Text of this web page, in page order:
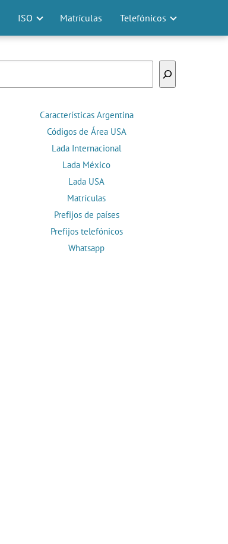
ISO Matrículas Telefónicos
Características Argentina
Códigos de Área USA
Lada Internacional
Lada México
Lada USA
Matrículas
Prefijos de países
Prefijos telefónicos
Whatsapp